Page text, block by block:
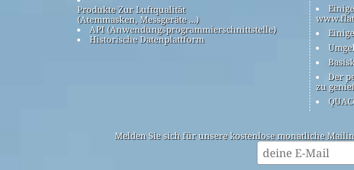
Produkte Zur Luftqualität
(Atemmasken, Messgeräte ...)
API (Anwendungsprogrammierschnittstelle)
Historische Datenplattform
Der
zu
Melden Sie sich für unsere kostenlose monatliche